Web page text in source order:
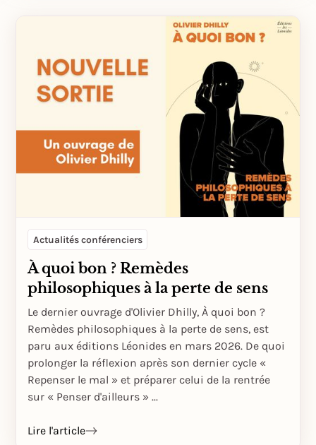
Actualités conférenciers
À quoi bon ? Remèdes
philosophiques à la perte de sens
Le dernier ouvrage d'Olivier Dhilly, À quoi bon ?
Remèdes philosophiques à la perte de sens, est
paru aux éditions Léonides en mars 2026. De quoi
prolonger la réflexion après son dernier cycle «
Repenser le mal » et préparer celui de la rentrée
sur « Penser d'ailleurs » ...
Lire l'article